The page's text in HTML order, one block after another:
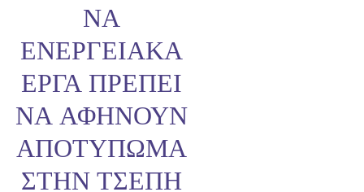
ΝΑ
ΕΝΕΡΓΕΙΑΚΆ
ΈΡΓΑ ΠΡΈΠΕΙ
ΝΑ ΑΦΉΝΟΥΝ
ΑΠΟΤΎΠΩΜΑ
ΣΤΗΝ ΤΣΈΠΗ